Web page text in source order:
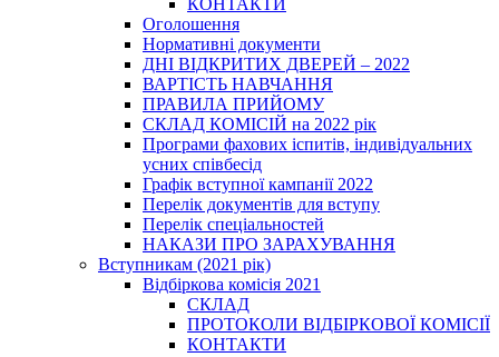
КОНТАКТИ
Оголошення
Нормативні документи
ДНІ ВІДКРИТИХ ДВЕРЕЙ – 2022
ВАРТІСТЬ НАВЧАННЯ
ПРАВИЛА ПРИЙОМУ
СКЛАД КОМІСІЙ на 2022 рік
Програми фахових іспитів, індивідуальних
усних співбесід
Графік вступної кампанії 2022
Перелік документів для вступу
Перелік спеціальностей
НАКАЗИ ПРО ЗАРАХУВАННЯ
Вступникам (2021 рік)
Відбіркова комісія 2021
СКЛАД
ПРОТОКОЛИ ВІДБІРКОВОЇ КОМІСІЇ
КОНТАКТИ